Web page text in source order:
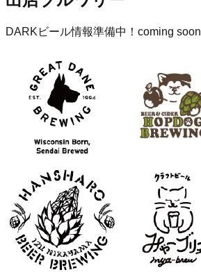
DARKビール情報準備中！coming soon